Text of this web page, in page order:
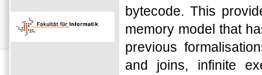
bytecode. This
memory model that
previous
and joins, infinite